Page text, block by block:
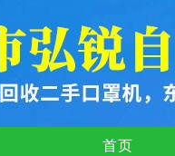
首页